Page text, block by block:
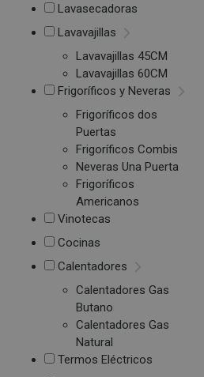
Lavasecadoras
Lavavajillas
Lavavajillas 45CM
Lavavajillas 60CM
Frigoríficos y Neveras
Frigoríficos dos
Puertas
Frigoríficos Combis
Neveras Una Puerta
Frigoríficos
Americanos
Vinotecas
Cocinas
Calentadores
Calentadores Gas
Butano
Calentadores Gas
Natural
Termos Eléctricos